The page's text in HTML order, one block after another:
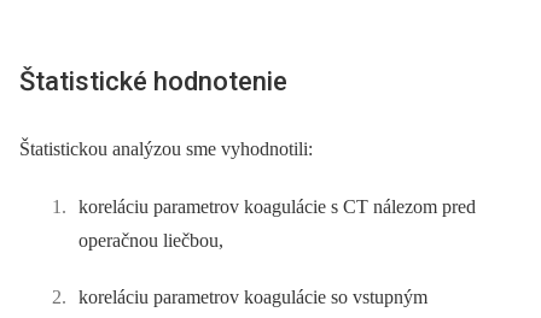
Štatistické hodnotenie
Štatistickou analýzou sme vyhodnotili:
koreláciu parametrov koagulácie s CT nálezom pred
operačnou liečbou,
koreláciu parametrov koagulácie so vstupným